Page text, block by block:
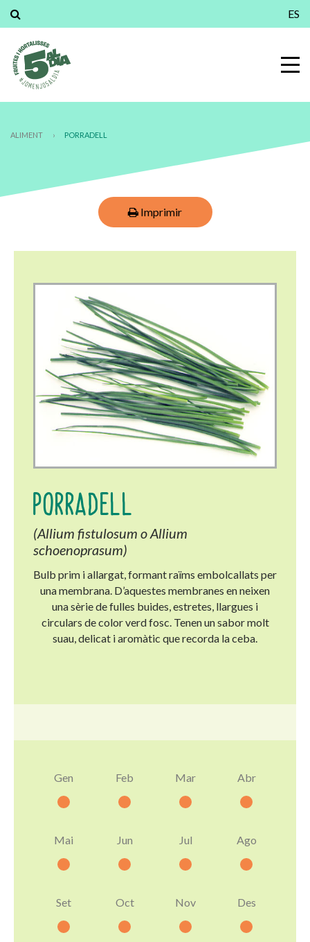
ES
ALIMENT › PORRADELL
Imprimir
PORRADELL
(Allium fistulosum o Allium
schoenoprasum)
Bulb prim i allargat, formant raïms embolcallats per
una membrana. D’aquestes membranes en neixen
una sèrie de fulles buides, estretes, llargues i
circulars de color verd fosc. Tenen un sabor molt
suau, delicat i aromàtic que recorda la ceba.
Gen Feb Mar Abr
Mai Jun Jul Ago
Set Oct Nov Des